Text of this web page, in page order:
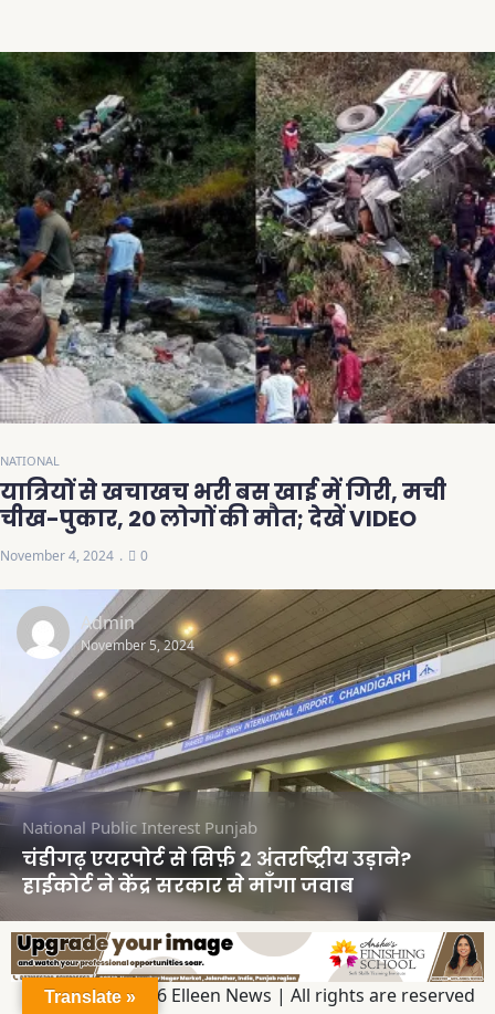
NATIONAL
यात्रियों से खचाखच भरी बस खाई में गिरी, मची
चीख-पुकार, 20 लोगों की मौत; देखें VIDEO
November 4, 2024 0
Admin
November 5, 2024
National Public Interest Punjab
चंडीगढ़ एयरपोर्ट से सिर्फ़ 2 अंतर्राष्ट्रीय उड़ाने?
हाईकोर्ट ने केंद्र सरकार से माँगा जवाब
Copyright © 2026 Elleen News | All rights are reserved
Translate »